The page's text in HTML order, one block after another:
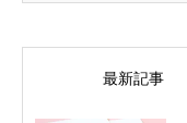
最新記事